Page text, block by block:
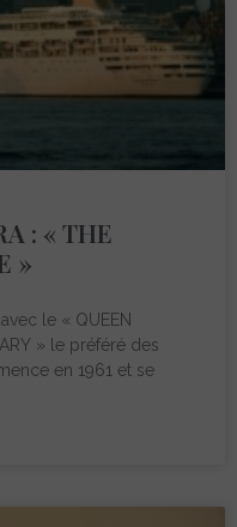
: « THE
»
le « QUEEN
» le préféré des
en 1961 et se